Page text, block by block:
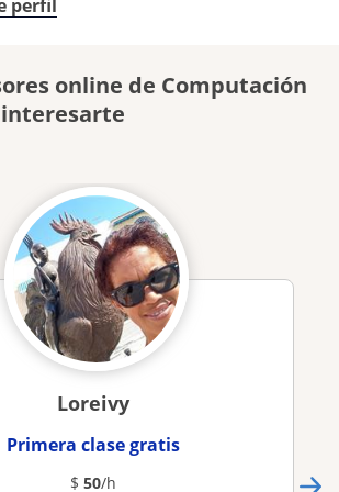
perfil
online de Computación
Loreivy
Primera clase gratis
$ 50/h